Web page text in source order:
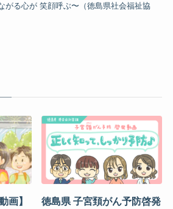
がる心が 笑顔呼ぶ〜（徳島県社会福祉協
画】
徳島県 子宮頚がん予防啓発